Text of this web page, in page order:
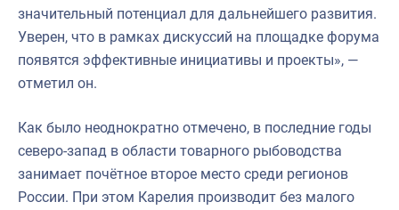
значительный потенциал для дальнейшего развития.
Уверен, что в рамках дискуссий на площадке форума
появятся эффективные инициативы и проекты», —
отметил он.
Как было неоднократно отмечено, в последние годы
северо-запад в области товарного рыбоводства
занимает почётное второе место среди регионов
России. При этом Карелия производит без малого